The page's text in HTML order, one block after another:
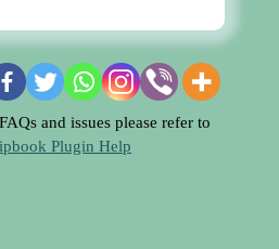
and issues please refer to
Plugin Help